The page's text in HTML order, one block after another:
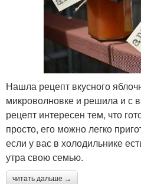
Нашла рецепт вкусного
микроволновке и решила и с
рецепт интересен тем, что
просто, его можно легко
если у вас в холодильнике
утра свою семью.
читать дальше →